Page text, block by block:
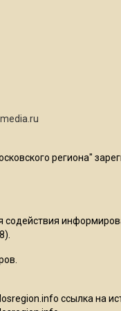
региона"
содействия
ссылка на